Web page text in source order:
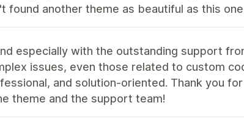
found another theme as beautiful as this
especially with the outstanding support
issues, even those related to custom
and solution-oriented. Thank you
theme and the support team!